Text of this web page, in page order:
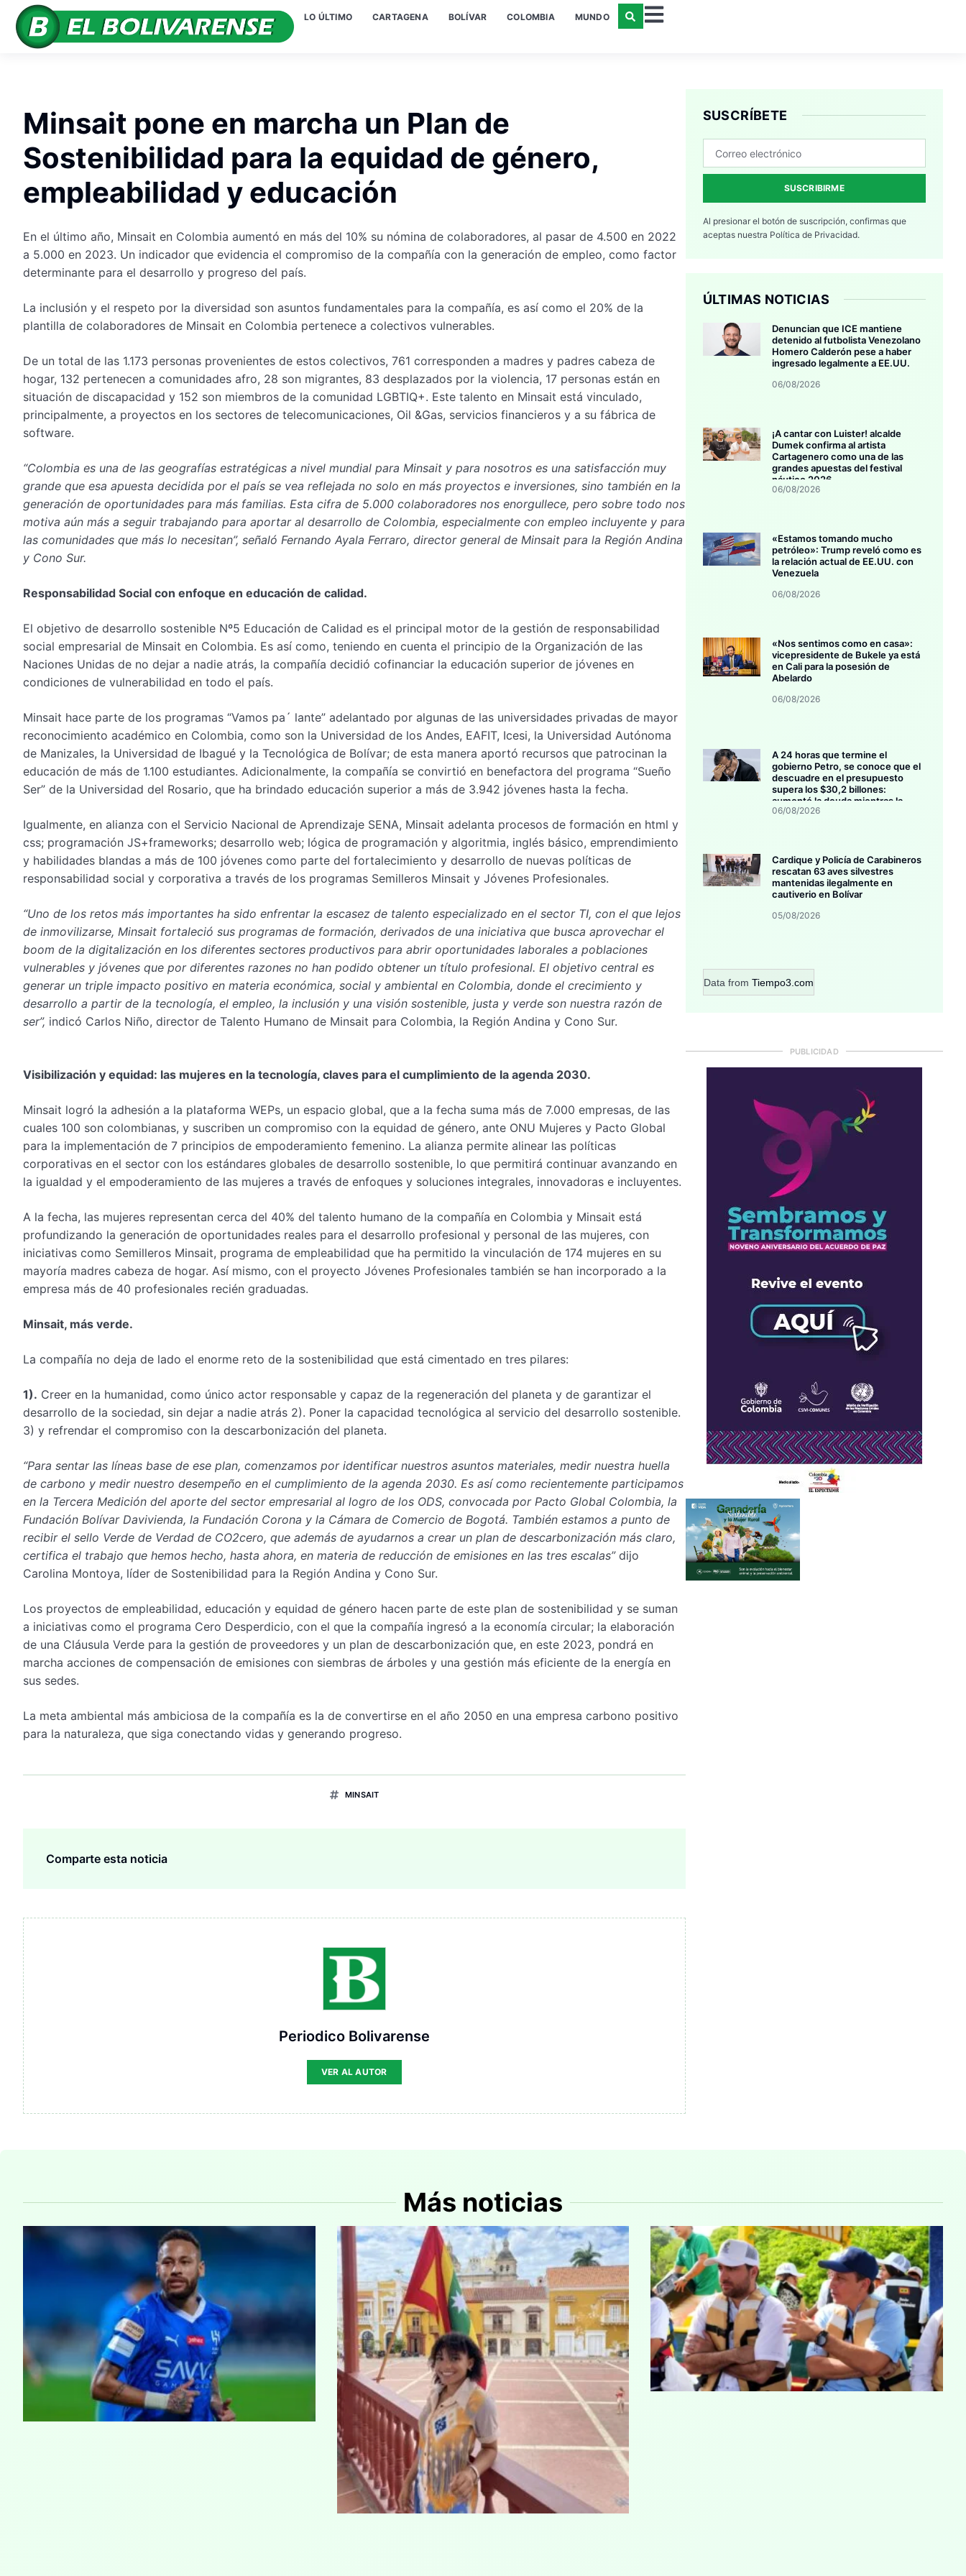
LO ÚLTIMO CARTAGENA BOLÍVAR COLOMBIA MUNDO
Minsait pone en marcha un Plan de
Sostenibilidad para la equidad de género,
empleabilidad y educación
En el último año, Minsait en Colombia aumentó en más del 10% su nómina de colaboradores, al pasar de 4.500 en 2022
a 5.000 en 2023. Un indicador que evidencia el compromiso de la compañía con la generación de empleo, como factor
determinante para el desarrollo y progreso del país.
La inclusión y el respeto por la diversidad son asuntos fundamentales para la compañía, es así como el 20% de la
plantilla de colaboradores de Minsait en Colombia pertenece a colectivos vulnerables.
De un total de las 1.173 personas provenientes de estos colectivos, 761 corresponden a madres y padres cabeza de
hogar, 132 pertenecen a comunidades afro, 28 son migrantes, 83 desplazados por la violencia, 17 personas están en
situación de discapacidad y 152 son miembros de la comunidad LGBTIQ+. Este talento en Minsait está vinculado,
principalmente, a proyectos en los sectores de telecomunicaciones, Oil &Gas, servicios financieros y a su fábrica de
software.
“Colombia es una de las geografías estratégicas a nivel mundial para Minsait y para nosotros es una satisfacción muy
grande que esa apuesta decidida por el país se vea reflejada no solo en más proyectos e inversiones, sino también en la
generación de oportunidades para más familias. Esta cifra de 5.000 colaboradores nos enorgullece, pero sobre todo nos
motiva aún más a seguir trabajando para aportar al desarrollo de Colombia, especialmente con empleo incluyente y para
las comunidades que más lo necesitan”, señaló Fernando Ayala Ferraro, director general de Minsait para la Región Andina
y Cono Sur.
Responsabilidad Social con enfoque en educación de calidad.
El objetivo de desarrollo sostenible Nº5 Educación de Calidad es el principal motor de la gestión de responsabilidad
social empresarial de Minsait en Colombia. Es así como, teniendo en cuenta el principio de la Organización de las
Naciones Unidas de no dejar a nadie atrás, la compañía decidió cofinanciar la educación superior de jóvenes en
condiciones de vulnerabilidad en todo el país.
Minsait hace parte de los programas “Vamos pa´ lante” adelantado por algunas de las universidades privadas de mayor
reconocimiento académico en Colombia, como son la Universidad de los Andes, EAFIT, Icesi, la Universidad Autónoma
de Manizales, la Universidad de Ibagué y la Tecnológica de Bolívar; de esta manera aportó recursos que patrocinan la
educación de más de 1.100 estudiantes. Adicionalmente, la compañía se convirtió en benefactora del programa “Sueño
Ser” de la Universidad del Rosario, que ha brindado educación superior a más de 3.942 jóvenes hasta la fecha.
Igualmente, en alianza con el Servicio Nacional de Aprendizaje SENA, Minsait adelanta procesos de formación en html y
css; programación JS+frameworks; desarrollo web; lógica de programación y algoritmia, inglés básico, emprendimiento
y habilidades blandas a más de 100 jóvenes como parte del fortalecimiento y desarrollo de nuevas políticas de
responsabilidad social y corporativa a través de los programas Semilleros Minsait y Jóvenes Profesionales.
“Uno de los retos más importantes ha sido enfrentar la escasez de talento especializado en el sector TI, con el que lejos
de inmovilizarse, Minsait fortaleció sus programas de formación, derivados de una iniciativa que busca aprovechar el
boom de la digitalización en los diferentes sectores productivos para abrir oportunidades laborales a poblaciones
vulnerables y jóvenes que por diferentes razones no han podido obtener un título profesional. El objetivo central es
generar un triple impacto positivo en materia económica, social y ambiental en Colombia, donde el crecimiento y
desarrollo a partir de la tecnología, el empleo, la inclusión y una visión sostenible, justa y verde son nuestra razón de
ser”, indicó Carlos Niño, director de Talento Humano de Minsait para Colombia, la Región Andina y Cono Sur.
Visibilización y equidad: las mujeres en la tecnología, claves para el cumplimiento de la agenda 2030.
Minsait logró la adhesión a la plataforma WEPs, un espacio global, que a la fecha suma más de 7.000 empresas, de las
cuales 100 son colombianas, y suscriben un compromiso con la equidad de género, ante ONU Mujeres y Pacto Global
para la implementación de 7 principios de empoderamiento femenino. La alianza permite alinear las políticas
corporativas en el sector con los estándares globales de desarrollo sostenible, lo que permitirá continuar avanzando en
la igualdad y el empoderamiento de las mujeres a través de enfoques y soluciones integrales, innovadoras e incluyentes.
A la fecha, las mujeres representan cerca del 40% del talento humano de la compañía en Colombia y Minsait está
profundizando la generación de oportunidades reales para el desarrollo profesional y personal de las mujeres, con
iniciativas como Semilleros Minsait, programa de empleabilidad que ha permitido la vinculación de 174 mujeres en su
mayoría madres cabeza de hogar. Así mismo, con el proyecto Jóvenes Profesionales también se han incorporado a la
empresa más de 40 profesionales recién graduadas.
Minsait, más verde.
La compañía no deja de lado el enorme reto de la sostenibilidad que está cimentado en tres pilares:
1). Creer en la humanidad, como único actor responsable y capaz de la regeneración del planeta y de garantizar el
desarrollo de la sociedad, sin dejar a nadie atrás 2). Poner la capacidad tecnológica al servicio del desarrollo sostenible.
3) y refrendar el compromiso con la descarbonización del planeta.
“Para sentar las líneas base de ese plan, comenzamos por identificar nuestros asuntos materiales, medir nuestra huella
de carbono y medir nuestro desempeño en el cumplimiento de la agenda 2030. Es así como recientemente participamos
en la Tercera Medición del aporte del sector empresarial al logro de los ODS, convocada por Pacto Global Colombia, la
Fundación Bolívar Davivienda, la Fundación Corona y la Cámara de Comercio de Bogotá. También estamos a punto de
recibir el sello Verde de Verdad de CO2cero, que además de ayudarnos a crear un plan de descarbonización más claro,
certifica el trabajo que hemos hecho, hasta ahora, en materia de reducción de emisiones en las tres escalas”dijo
Carolina Montoya, líder de Sostenibilidad para la Región Andina y Cono Sur.
Los proyectos de empleabilidad, educación y equidad de género hacen parte de este plan de sostenibilidad y se suman
a iniciativas como el programa Cero Desperdicio, con el que la compañía ingresó a la economía circular; la elaboración
de una Cláusula Verde para la gestión de proveedores y un plan de descarbonización que, en este 2023, pondrá en
marcha acciones de compensación de emisiones con siembras de árboles y una gestión más eficiente de la energía en
sus sedes.
La meta ambiental más ambiciosa de la compañía es la de convertirse en el año 2050 en una empresa carbono positivo
para la naturaleza, que siga conectando vidas y generando progreso.
MINSAIT
Comparte esta noticia
Periodico Bolivarense
VER AL AUTOR
SUSCRÍBETE
SUSCRIBIRME
Al presionar el botón de suscripción, confirmas que
aceptas nuestra Política de Privacidad.
ÚLTIMAS NOTICIAS
Denuncian que ICE mantiene
detenido al futbolista Venezolano
Homero Calderón pese a haber
ingresado legalmente a EE.UU.
06/08/2026
¡A cantar con Luister! alcalde
Dumek confirma al artista
Cartagenero como una de las
grandes apuestas del festival
náutico 2026
06/08/2026
«Estamos tomando mucho
petróleo»: Trump reveló como es
la relación actual de EE.UU. con
Venezuela
06/08/2026
«Nos sentimos como en casa»:
vicepresidente de Bukele ya está
en Cali para la posesión de
Abelardo
06/08/2026
A 24 horas que termine el
gobierno Petro, se conoce que el
descuadre en el presupuesto
supera los $30,2 billones:
aumentó la deuda mientras la
inversión se estanca
06/08/2026
Cardique y Policía de Carabineros
rescatan 63 aves silvestres
mantenidas ilegalmente en
cautiverio en Bolívar
05/08/2026
Data from Tiempo3.com
PUBLICIDAD
Más noticias